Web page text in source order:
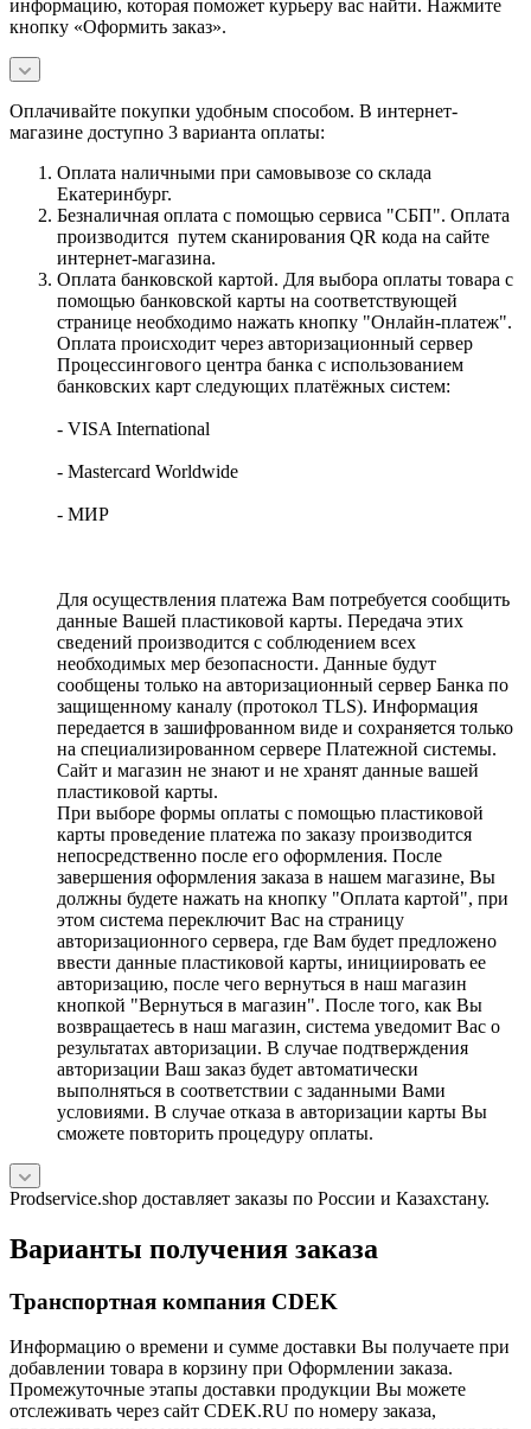
информацию, которая поможет курьеру вас найти. Нажмите
кнопку «Оформить заказ».
Оплачивайте покупки удобным способом. В интернет-
магазине доступно 3 варианта оплаты:
Оплата наличными при самовывозе со склада
Екатеринбург.
Безналичная оплата с помощью сервиса "СБП". Оплата
производится путем сканирования QR кода на сайте
интернет-магазина.
Оплата банковской картой. Для выбора оплаты товара с
помощью банковской карты на соответствующей
странице необходимо нажать кнопку "Онлайн-платеж".
Оплата происходит через авторизационный сервер
Процессингового центра банка с использованием
банковских карт следующих платёжных систем:
- VISA International
- Mastercard Worldwide
- МИР
Для осуществления платежа Вам потребуется сообщить
данные Вашей пластиковой карты. Передача этих
сведений производится с соблюдением всех
необходимых мер безопасности. Данные будут
сообщены только на авторизационный сервер Банка по
защищенному каналу (протокол TLS). Информация
передается в зашифрованном виде и сохраняется только
на специализированном сервере Платежной системы.
Сайт и магазин не знают и не хранят данные вашей
пластиковой карты.
При выборе формы оплаты с помощью пластиковой
карты проведение платежа по заказу производится
непосредственно после его оформления. После
завершения оформления заказа в нашем магазине, Вы
должны будете нажать на кнопку "Оплата картой", при
этом система переключит Вас на страницу
авторизационного сервера, где Вам будет предложено
ввести данные пластиковой карты, инициировать ее
авторизацию, после чего вернуться в наш магазин
кнопкой "Вернуться в магазин". После того, как Вы
возвращаетесь в наш магазин, система уведомит Вас о
результатах авторизации. В случае подтверждения
авторизации Ваш заказ будет автоматически
выполняться в соответствии с заданными Вами
условиями. В случае отказа в авторизации карты Вы
сможете повторить процедуру оплаты.
Prodservice.shop доставляет заказы по России и Казахстану.
Варианты получения заказа
Транспортная компания CDEK
Информацию о времени и сумме доставки Вы получаете при
добавлении товара в корзину при Оформлении заказа.
Промежуточные этапы доставки продукции Вы можете
отслеживать через сайт CDEK.RU по номеру заказа,